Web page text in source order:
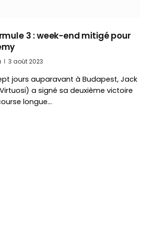
3 : week-end mitigé pour
3 août 2023
jours auparavant à Budapest, Jack
a signé sa deuxième victoire
longue…